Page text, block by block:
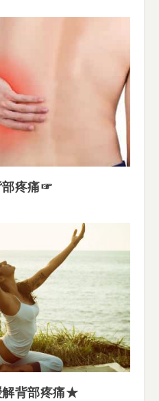
部疼痛☞
背部疼痛★